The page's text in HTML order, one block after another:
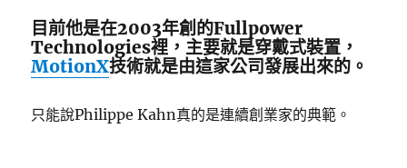
目前他是在2003年創的Fullpower
Technologies裡，主要就是穿戴式裝置，
MotionX技術就是由這家公司發展出來的。
只能說Philippe Kahn真的是連續創業家的典範。